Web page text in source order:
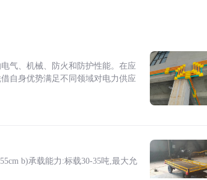
气、机械、防火和防护性能。在应
自身优势满足不同领域对电力供应
b)承载能力:标载30-35吨,最大允